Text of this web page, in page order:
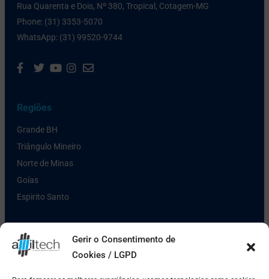
Gerir o Consentimento de
Cookies / LGPD
Rua Quarenta e Dois, Nº 380, Tropical, Cotagem-MG
Phone: (31) 3353-5070
WhatsApp: (31) 99520-9744
Regiões
Grande BH
Triângulo Mineiro
Norte de Minas
Goías
Espirito Santo
Links Úteis
Política de Privacidade